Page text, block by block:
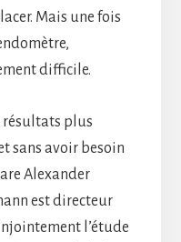
Mais une fois
difficile.
résultats plus
sans avoir besoin
Alexander
est directeur
l’étude